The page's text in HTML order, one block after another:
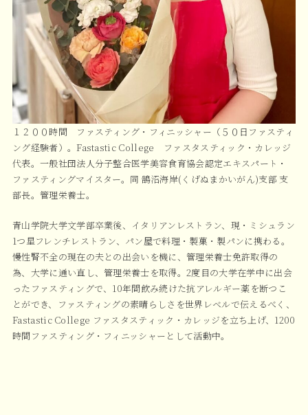
１２００時間 ファスティング・フィニッシャー（５０日ファスティ
ング経験者）。Fastastic College ファスタスティック・カレッジ
代表。一般社団法人分子整合医学美容食育協会認定エキスパート・
ファスティングマイスター。同 鵠沼海岸(くげぬまかいがん)支部 支
部長。管理栄養士。
青山学院大学文学部卒業後、イタリアンレストラン、現・ミシュラン
1つ星フレンチレストラン、パン屋で料理・製菓・製パンに携わる。
慢性腎不全の現在の夫との出会いを機に、管理栄養士免許取得の
為、大学に通い直し、管理栄養士を取得。2度目の大学在学中に出会
ったファスティングで、10年間飲み続けた抗アレルギー薬を断つこ
とができ、ファスティングの素晴らしさを世界レベルで伝えるべく、
Fastastic College ファスタスティック・カレッジを立ち上げ、1200
時間ファスティング・フィニッシャーとして活動中。